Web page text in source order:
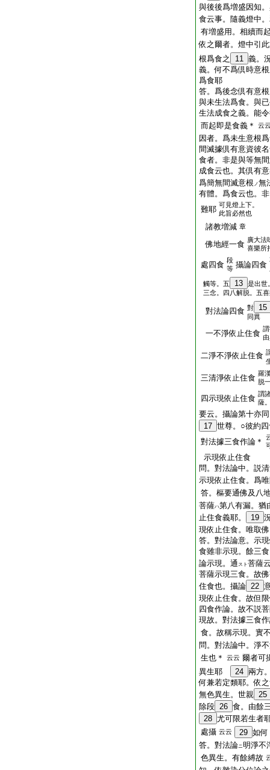
與後後爲増盛因知
食云事。隨義燈中
有増盛用。相續而
依之爾者。燈中引
根爲食之
11 義。
義。何不爲倶時意
爲食耶
答。爲後念倶有意
與未生法爲食。與
生法成食之義。能
而起即是食義＊
云
因者。爲未生意根
間滅據倶有意資彼
食者。非是與等無
成食云也。其倶有
爲簡無間滅意根 ノ無
有體。爲食云也。
難耶 可見燈上下。
此旨必然也
諸教増減 章
佛地經一食 廣大法
喜樂所
處四食 段
等 攝論四食
觸等。五 13
是出世
三念。四八解脱。五
對法論四食 對 15
同異
一不淨依止住食
二淨不淨依止住食
三清淨依止住食 羅
脱
四示現依止住食 謂
薩
要云。攝論第十亦
17 世尊。○彼約
對法據三食作論＊
示現依止住食
問。對法論中。説
示現依止住食。爲
答。樞要通佛及八
菩薩ハ第八有漏。猶
止住食義耶。
19
現依止住食。唯取
答。對法論意。示
食雖非示現。餘三
論示現。通 スト 菩薩
菩薩示現三食。故
住食也。攝論 22
現依止住食。故但
四食作論。故不説
現故。對法據三食
食。故稱示現。實
問。對法論中。淨
生也＊
云云 爾者可
異生耶
24 兩方
何兼若定類耶。依
無色異生。世親 25
除段 26 食。由餘
28 尤可限若生者
處攝 云云 29 如何
答。對法論ニ明淨不
色異生。有餘縛故